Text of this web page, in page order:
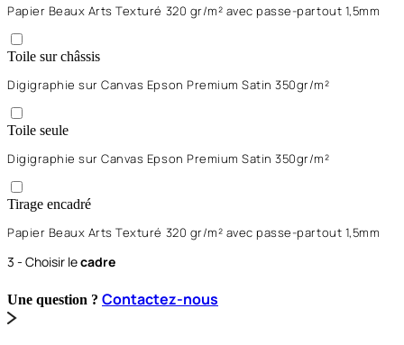
Papier Beaux Arts Texturé 320 gr/m² avec passe-partout 1,5mm
Toile sur châssis
Digigraphie sur Canvas Epson Premium Satin 350gr/m²
Toile seule
Digigraphie sur Canvas Epson Premium Satin 350gr/m²
Tirage encadré
Papier Beaux Arts Texturé 320 gr/m² avec passe-partout 1,5mm
3 - Choisir lecadre
Une question ? Contactez-nous